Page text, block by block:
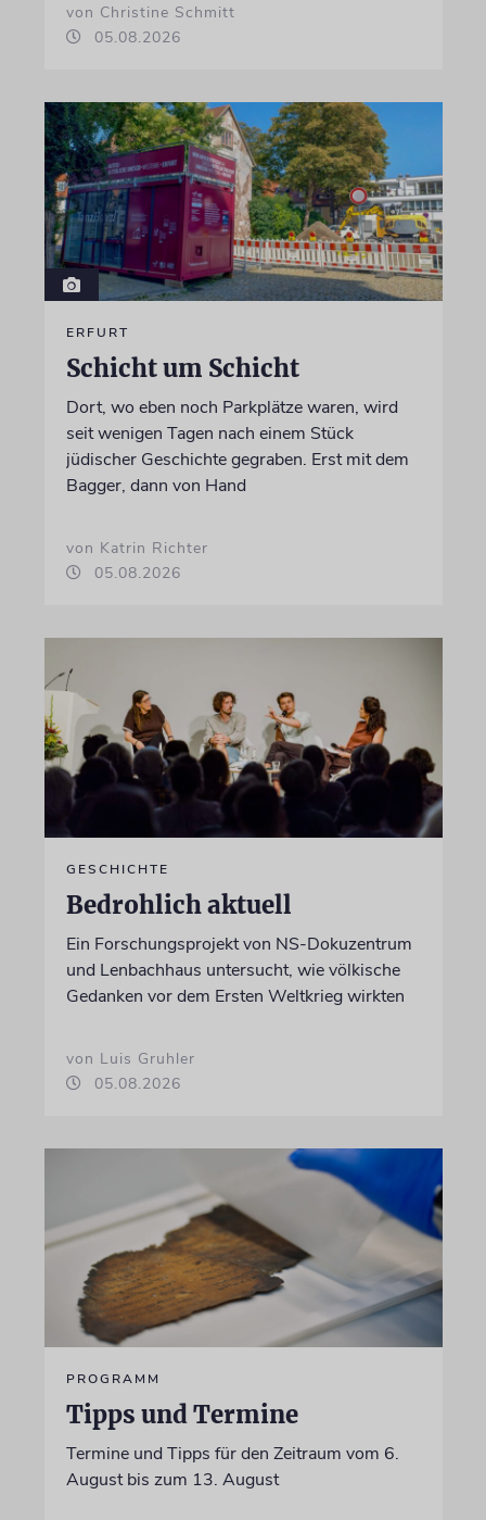
von Christine Schmitt
05.08.2026
ERFURT
Schicht um Schicht
Dort, wo eben noch Parkplätze waren, wird
seit wenigen Tagen nach einem Stück
jüdischer Geschichte gegraben. Erst mit dem
Bagger, dann von Hand
von Katrin Richter
05.08.2026
GESCHICHTE
Bedrohlich aktuell
Ein Forschungsprojekt von NS-Dokuzentrum
und Lenbachhaus untersucht, wie völkische
Gedanken vor dem Ersten Weltkrieg wirkten
von Luis Gruhler
05.08.2026
PROGRAMM
Tipps und Termine
Termine und Tipps für den Zeitraum vom 6.
August bis zum 13. August